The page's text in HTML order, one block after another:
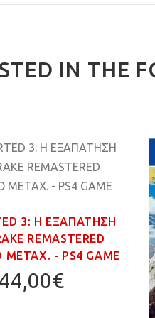
IN THE
3: Η ΕΞΑΠΑΤΗΣΗ
REMASTERED
- PS4 GAME
44,00€